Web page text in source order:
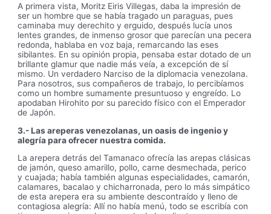
A primera vista, Moritz Eiris Villegas, daba la impresión de
ser un hombre que se había tragado un paraguas, pues
caminaba muy derechito y erguido, después lucía unos
lentes grandes, de inmenso grosor que parecían una pecera
redonda, hablaba en voz baja, remarcando las eses
sibilantes. En su opinión propia, pensaba estar dotado de un
brillante glamur que nadie más veía, a excepción de sí
mismo. Un verdadero Narciso de la diplomacia venezolana.
Para nosotros, sus compañeros de trabajo, lo percibíamos
como un hombre sumamente presuntuoso y engreído. Lo
apodaban Hirohito por su parecido físico con el Emperador
de Japón.
3.- Las areperas venezolanas, un oasis de ingenio y
alegría para ofrecer nuestra comida.
La arepera detrás del Tamanaco ofrecía las arepas clásicas
de jamón, queso amarillo, pollo, carne desmechada, perico
y cuajada; había también algunas especialidades, camarón,
calamares, bacalao y chicharronada, pero lo más simpático
de esta arepera era su ambiente descontraído y lleno de
contagiosa alegría: Allí no había menú, todo se escribía con